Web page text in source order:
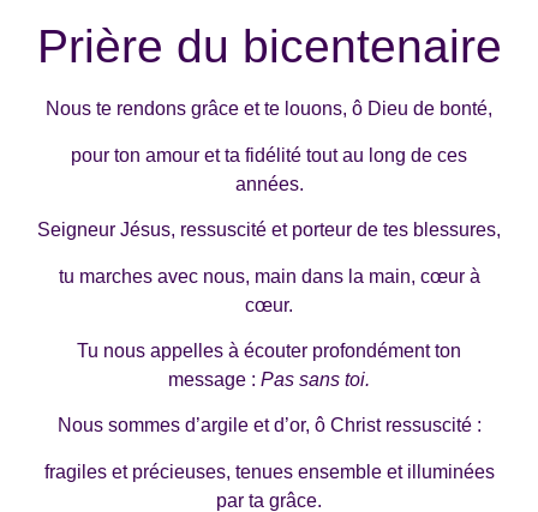
Prière du bicentenaire
Nous te rendons grâce et te louons, ô Dieu de bonté,
pour ton amour et ta fidélité tout au long de ces
années.
Seigneur Jésus, ressuscité et porteur de tes blessures,
tu marches avec nous, main dans la main, cœur à
cœur.
Tu nous appelles à écouter profondément ton
message : Pas sans toi.
Nous sommes d’argile et d’or, ô Christ ressuscité :
fragiles et précieuses, tenues ensemble et illuminées
par ta grâce.